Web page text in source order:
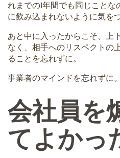
れまでの1年間でも同じこと
に飲み込まれないように気を
あと中に入ったからこそ、上
なく、相手へのリスペクトの
ることを忘れずに。
事業者のマインドを忘れずに。
会社員を
てよかっ